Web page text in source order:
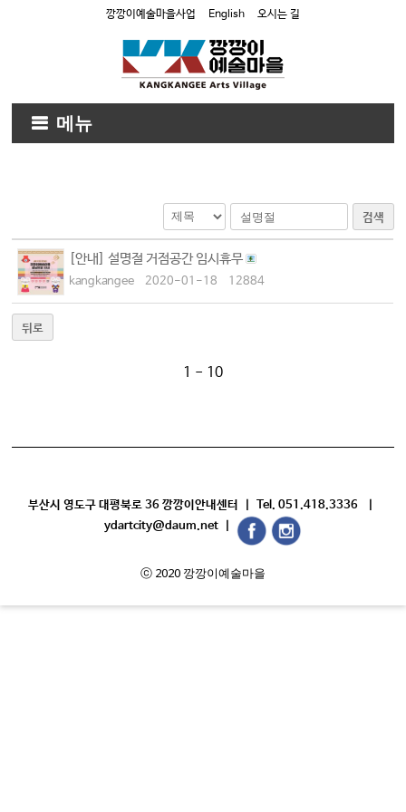
깡깡이예술마을사업 English 오시는 길
메뉴
검색
[안내] 설명절 거점공간 임시휴무
kangkangee 2020-01-18 12884
뒤로
1 - 10
부산시 영도구 대평북로 36 깡깡이안내센터 | Tel. 051.418.3336 |
ydartcity@daum.net |
ⓒ 2020 깡깡이예술마을